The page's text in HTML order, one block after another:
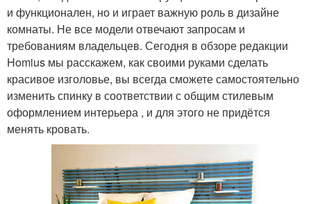
и функционален, но и играет важную роль в дизайне
комнаты. Не все модели отвечают запросам и
требованиям владельцев. Сегодня в обзоре редакции
Homius мы расскажем, как своими руками сделать
красивое изголовье, вы всегда сможете самостоятельно
изменить спинку в соответствии с общим стилевым
оформлением интерьера , и для этого не придётся
менять кровать.